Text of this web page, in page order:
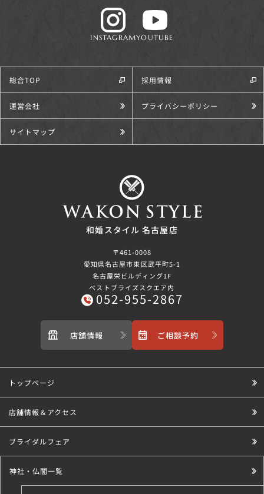
INSTAGRAMYOUTUBE
総合TOP 採用情報
運営会社 プライバシーポリシー
サイトマップ
和婚スタイル 名古屋店
〒461-0008
愛知県名古屋市東区武平町5-1
名古屋栄ビルディング1F
ベストブライズスクエア内
052-955-2867
店舗情報 ご相談予約
トップページ
店舗情報＆アクセス
ブライダルフェア
神社・仏閣一覧